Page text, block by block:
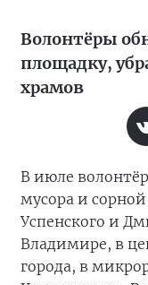
Волонтёры
площадку,
храмов
В июле
мусора и
Успенского и
Владимире, в
города, в